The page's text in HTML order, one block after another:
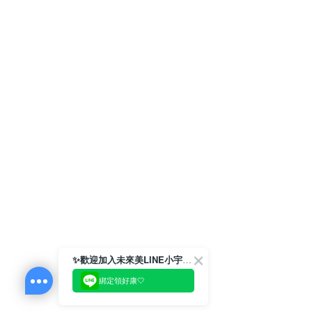
✨歡迎加入未來美LINE小宇宙💫
綁定領好康🤍